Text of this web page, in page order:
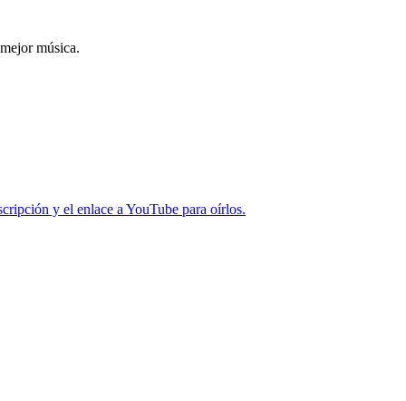
música.
y el enlace a YouTube para oírlos.